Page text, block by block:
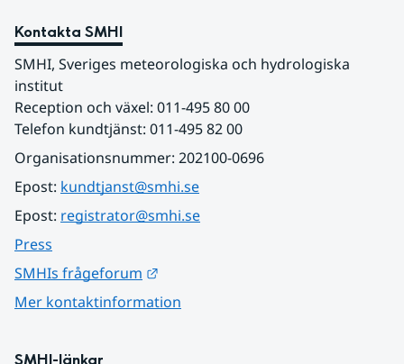
Kontakta SMHI
SMHI, Sveriges meteorologiska och hydrologiska
institut
Reception och växel: 011-495 80 00
Telefon kundtjänst: 011-495 82 00
Organisationsnummer: 202100-0696
Epost: kundtjanst@smhi.se
Epost: registrator@smhi.se
Press
SMHIs frågeforum
Mer kontaktinformation